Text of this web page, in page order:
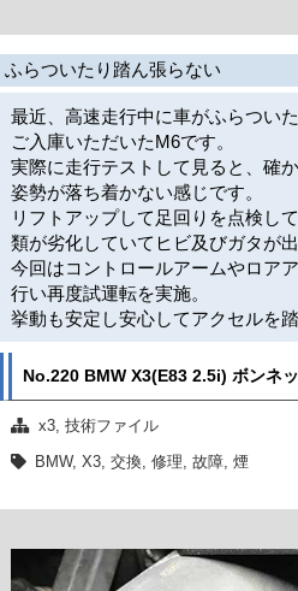
ふらついたり踏ん張らない
最近、高速走行中に車がふらつい
ご入庫いただいたM6です。
実際に走行テストして見ると、確
姿勢が落ち着かない感じです。
リフトアップして足回りを点検し
類が劣化していてヒビ及びガタが
今回はコントロールアームやロア
行い再度試運転を実施。
挙動も安定し安心してアクセルを
No.220 BMW X3(E83 2.5i) ボンネ
x3 ,技術ファイル
BMW,X3 ,交換 ,修理 ,故障 ,煙